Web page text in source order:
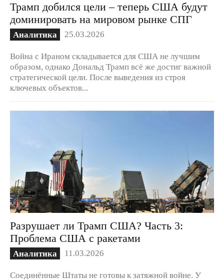
Трамп добился цели – теперь США будут
доминировать на мировом рынке СПГ
Аналитика 25.03.2026
Война с Ираном складывается для США не лучшим
образом, однако Дональд Трамп всё же достиг важной
стратегической цели. После выведения из строя
ключевых объектов...
Разрушает ли Трамп США? Часть 3:
Проблема США с ракетами
Аналитика 11.03.2026
Соединённые Штаты не готовы к затяжной войне. У